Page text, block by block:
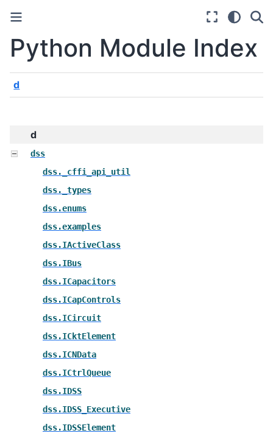
Python Module Index
d
d
dss
dss._cffi_api_util
dss._types
dss.enums
dss.examples
dss.IActiveClass
dss.IBus
dss.ICapacitors
dss.ICapControls
dss.ICircuit
dss.ICktElement
dss.ICNData
dss.ICtrlQueue
dss.IDSS
dss.IDSS_Executive
dss.IDSSElement